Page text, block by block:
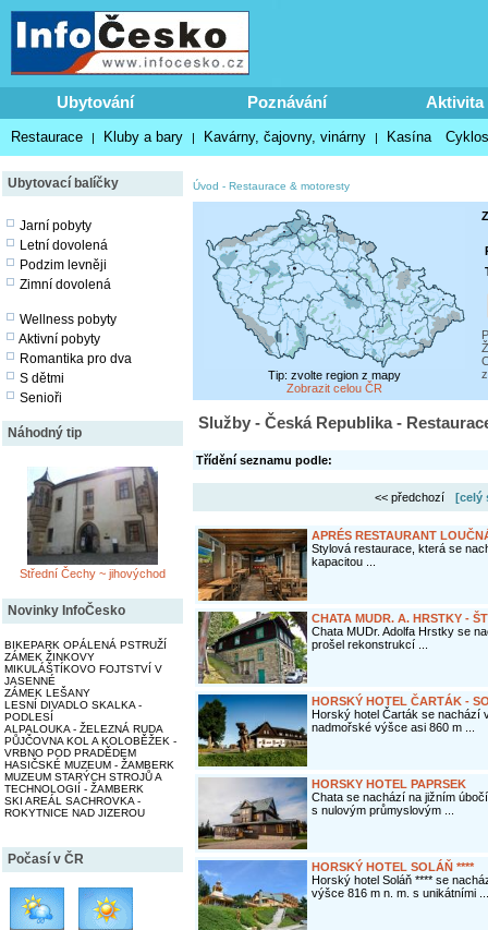
Ubytování Poznávání Aktivita
Restaurace | Kluby a bary | Kavárny, čajovny, vinárny | Kasína
Ubytovací balíčky
Jarní pobyty
Letní dovolená
Podzim levněji
Zimní dovolená
Wellness pobyty
Aktivní pobyty
Romantika pro dva
S dětmi
Senioři
Náhodný tip
Střední Čechy ~ jihovýchod
Novinky InfoČesko
BIKEPARK OPÁLENÁ PSTRUŽÍ
ZÁMEK ŽINKOVY
MIKULÁŠTÍKOVO FOJTSTVÍ V
JASENNÉ
ZÁMEK LEŠANY
LESNÍ DIVADLO SKALKA -
PODLESÍ
ALPALOUKA - ŽELEZNÁ RUDA
PŮJČOVNA KOL A KOLOBĚŽEK -
VRBNO POD PRADĚDEM
HASIČSKÉ MUZEUM - ŽAMBERK
MUZEUM STARÝCH STROJŮ A
TECHNOLOGIÍ - ŽAMBERK
SKI AREÁL SACHROVKA -
ROKYTNICE NAD JIZEROU
Počasí v ČR
Úvod - Restaurace & motoresty
Tip: zvolte region z mapy
Zobrazit celou ČR
Služby - Česká Republika -
Třídění seznamu podle:
<< předchozí [celý
APRÉS RESTAURANT
Stylová restaurace, která se
kapacitou ...
CHATA MUDR. A. HRSTKY -
Chata MUDr. Adolfa Hrstky se
prošel rekonstrukcí ...
HORSKÝ HOTEL ČARTÁK -
Horský hotel Čarták se nachází
nadmořské výšce asi 860 m ...
HORSKY HOTEL PAPRSEK
Chata se nachází na jižním
s nulovým průmyslovým ...
HORSKÝ HOTEL SOLÁŇ ****
Horský hotel Soláň **** se
výšce 816 m n. m. s unikátními ...